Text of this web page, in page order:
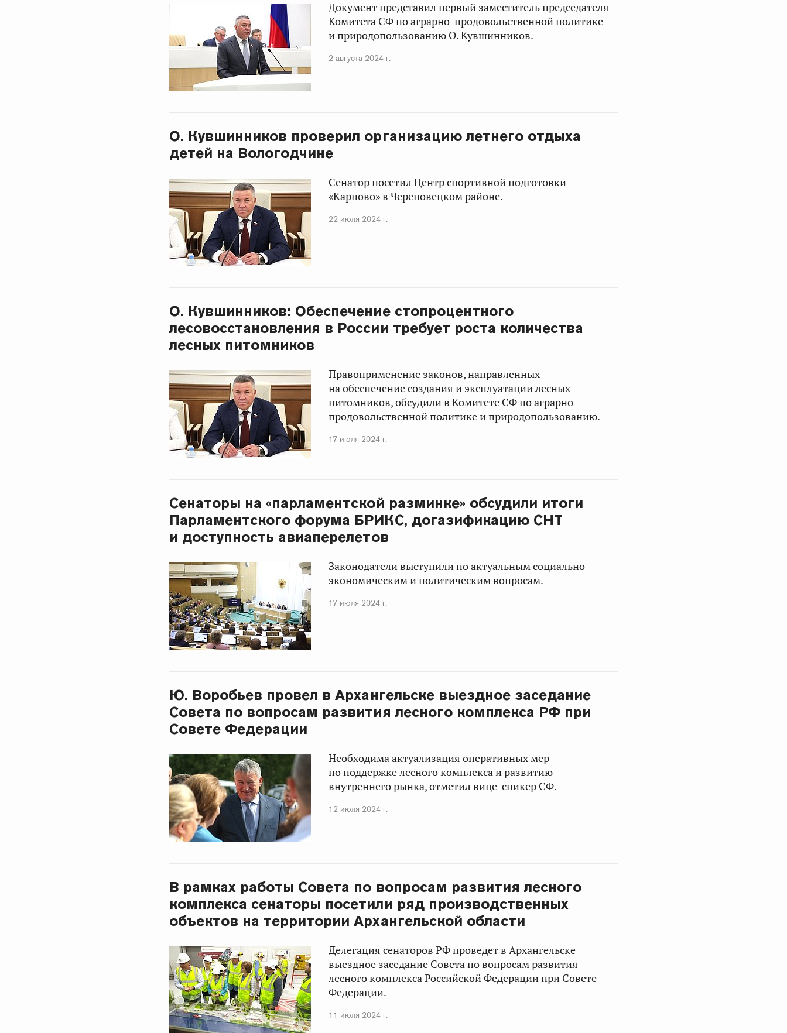
Документ представил первый заместитель председателя
Комитета СФ по аграрно-продовольственной политике
и природопользованию О. Кувшинников.
2 августа 2024 г.
О. Кувшинников проверил организацию летнего отдыха
детей на Вологодчине
Сенатор посетил Центр спортивной подготовки
«Карпово» в Череповецком районе.
22 июля 2024 г.
О. Кувшинников: Обеспечение стопроцентного
лесовосстановления в России требует роста количества
лесных питомников
Правоприменение законов, направленных
на обеспечение создания и эксплуатации лесных
питомников, обсудили в Комитете СФ по аграрно-
продовольственной политике и природопользованию.
17 июля 2024 г.
Сенаторы на «парламентской разминке» обсудили итоги
Парламентского форума БРИКС, догазификацию СНТ
и доступность авиаперелетов
Законодатели выступили по актуальным социально-
экономическим и политическим вопросам.
17 июля 2024 г.
Ю. Воробьев провел в Архангельске выездное заседание
Совета по вопросам развития лесного комплекса РФ при
Совете Федерации
Необходима актуализация оперативных мер
по поддержке лесного комплекса и развитию
внутреннего рынка, отметил вице-спикер СФ.
12 июля 2024 г.
В рамках работы Совета по вопросам развития лесного
комплекса сенаторы посетили ряд производственных
объектов на территории Архангельской области
Делегация сенаторов РФ проведет в Архангельске
выездное заседание Совета по вопросам развития
лесного комплекса Российской Федерации при Совете
Федерации.
11 июля 2024 г.